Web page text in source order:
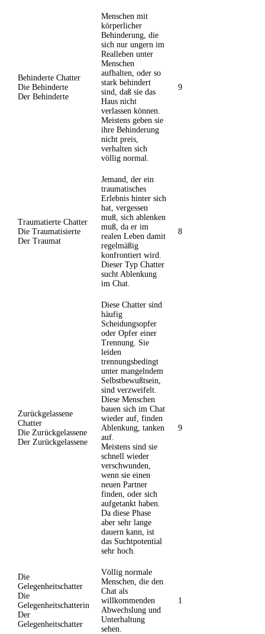
Behinderte Chatter
Die Behinderte
Der Behinderte
Menschen mit
körperlicher
Behinderung, die
sich nur ungern im
Realleben unter
Menschen
aufhalten, oder so
stark behindert
sind, daß sie das
Haus nicht
verlassen können.
Meistens geben sie
ihre Behinderung
nicht preis,
verhalten sich
völlig normal.
9
Traumatierte Chatter
Die Traumatisierte
Der Traumat
Jemand, der ein
traumatisches
Erlebnis hinter sich
hat, vergessen
muß, sich ablenken
muß, da er im
realen Leben damit
regelmäßig
konfrontiert wird.
Dieser Typ Chatter
sucht Ablenkung
im Chat.
8
Zurückgelassene
Chatter
Die Zurückgelassene
Der Zurückgelassene
Diese Chatter sind
häufig
Scheidungsopfer
oder Opfer einer
Trennung. Sie
leiden
trennungsbedingt
unter mangelndem
Selbstbewußtsein,
sind verzweifelt.
Diese Menschen
bauen sich im Chat
wieder auf, finden
Ablenkung, tanken
auf.
Meistens sind sie
schnell wieder
verschwunden,
wenn sie einen
neuen Partner
finden, oder sich
aufgetankt haben.
Da diese Phase
aber sehr lange
dauern kann, ist
das Suchtpotential
sehr hoch.
9
Die
Gelegenheitschatter
Die
Gelegenheitschatterin
Der
Gelegenheitschatter
Völlig normale
Menschen, die den
Chat als
willkommenden
Abwechslung und
Unterhaltung
sehen.
1